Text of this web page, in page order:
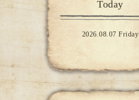
Today
2026.08.07 Friday